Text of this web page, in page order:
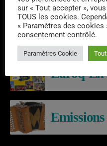
Emissions
Laroq’En
sur « Tout accepter »,
TOUS les cookies.
« Paramètres des cookies
consentement contrôlé.
Paramètres Cookie